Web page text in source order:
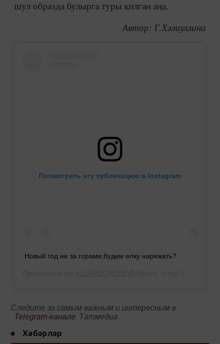
шул образда булырга туры килгән аңа.
Автор: Г.Хәлиуллина
Посмотреть эту публикацию в Instagram
Новый год не за горами,будем елку наряжать?
Следите за самым важным и интересным в
Telegram-канале Татмедиа
Хәбәрләр